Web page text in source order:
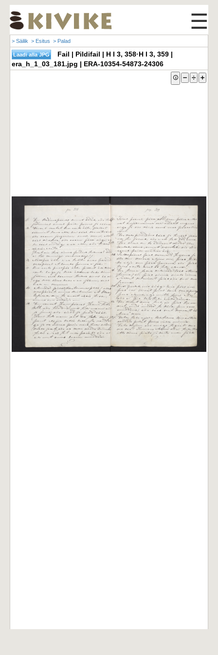
☰
> Säilik > Esitus > Palad
Fail | Pildifail | H I 3, 358·H I 3, 359 |
era_h_1_03_181.jpg | ERA-10354-54873-24306